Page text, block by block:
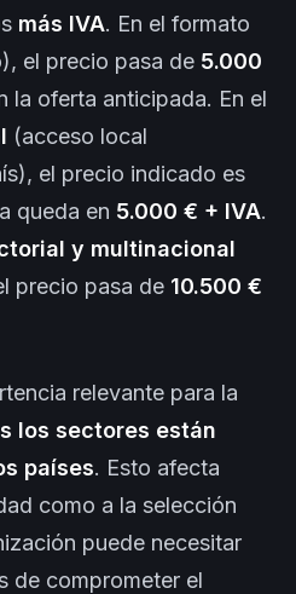
más IVA. En el formato
el precio pasa de 5.000
la oferta anticipada. En el
(acceso local
el precio indicado es
queda en 5.000 € + IVA.
y multinacional
precio pasa de 10.500 €
relevante para la
los sectores están
países. Esto afecta
como a la selección
puede necesitar
de comprometer el